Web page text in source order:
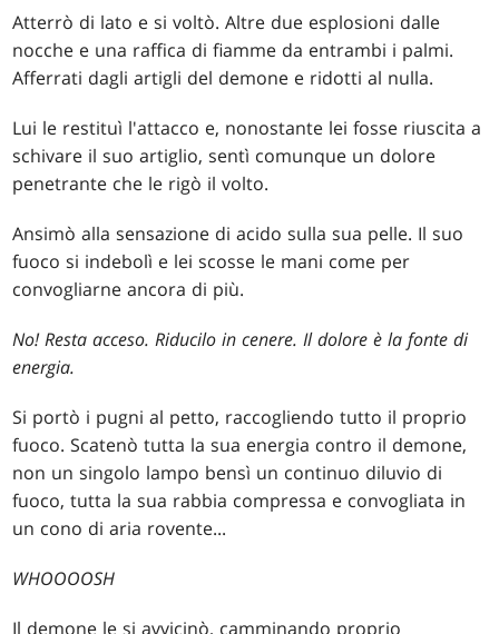
Atterrò di lato e si voltò. Altre due esplosioni dalle
nocche e una raffica di fiamme da entrambi i palmi.
Afferrati dagli artigli del demone e ridotti al nulla.
Lui le restituì l'attacco e, nonostante lei fosse riuscita a
schivare il suo artiglio, sentì comunque un dolore
penetrante che le rigò il volto.
Ansimò alla sensazione di acido sulla sua pelle. Il suo
fuoco si indebolì e lei scosse le mani come per
convogliarne ancora di più.
No! Resta acceso. Riducilo in cenere. Il dolore è la fonte di
energia.
Si portò i pugni al petto, raccogliendo tutto il proprio
fuoco. Scatenò tutta la sua energia contro il demone,
non un singolo lampo bensì un continuo diluvio di
fuoco, tutta la sua rabbia compressa e convogliata in
un cono di aria rovente...
WHOOOOSH
Il demone le si avvicinò, camminando proprio